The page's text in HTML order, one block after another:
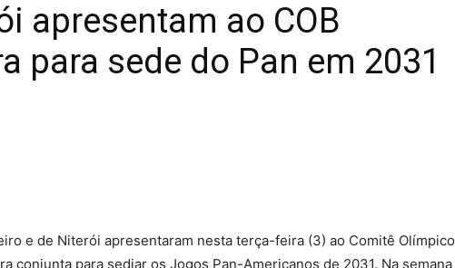
apresentam ao COB
para sede do Pan em 2031
e de Niterói apresentaram nesta terça-feira (3) ao Comitê Olímpico
conjunta para sediar os Jogos Pan-Americanos de 2031. Na semana